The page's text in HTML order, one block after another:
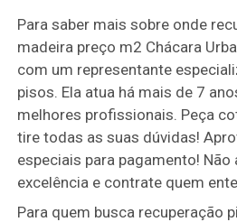
Para saber mais sobre onde
madeira preço m2 Chácara
com um representante
pisos. Ela atua há mais de 7
melhores profissionais. Peça
tire todas as suas dúvidas!
especiais para pagamento! Não
excelência e contrate quem
Para quem busca recuperação